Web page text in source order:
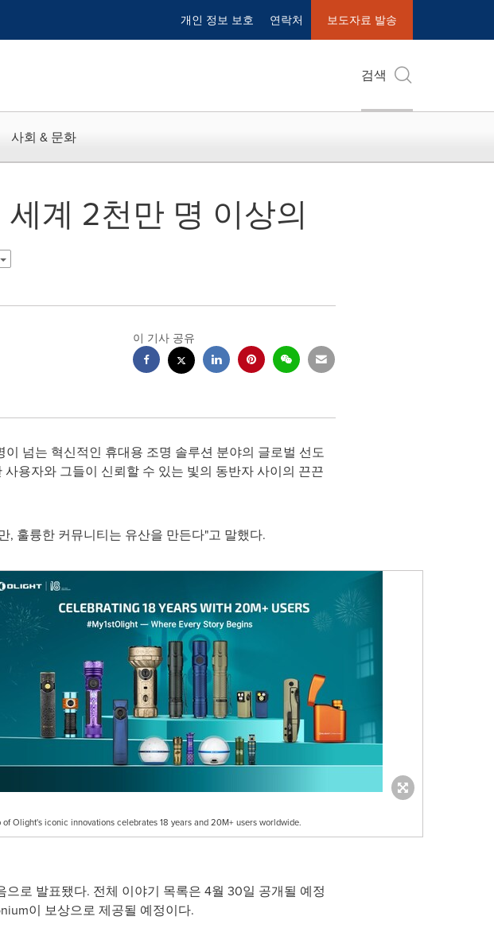
개인 정보 보호 연락처 보도자료 발송
검색
사회 & 문화
계 2천만 명 이상의
이 기사 공유
넘는 혁신적인 휴대용 조명 솔루션 분야의 글로벌 선도
용자와 그들이 신뢰할 수 있는 빛의 동반자 사이의 끈끈
, 훌륭한 커뮤니티는 유산을 만든다"고 말했다.
Olight's iconic innovations celebrates 18 years and 20M+ users worldwide.
로 발표됐다. 전체 이야기 목록은 4월 30일 공개될 예정
이 보상으로 제공될 예정이다.